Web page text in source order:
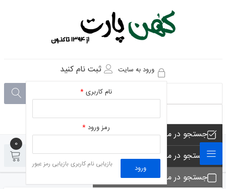
ورود به سایت
نام کاربری*
رمز ورود*
ورود بازیابی نام کاربری بازیابی رمز عبور
ثبت نام کنید
جستجو در مجموعه های فروشگاه
جستجو در محصولات فروشگاه
جستجو در مجموعه ها
0